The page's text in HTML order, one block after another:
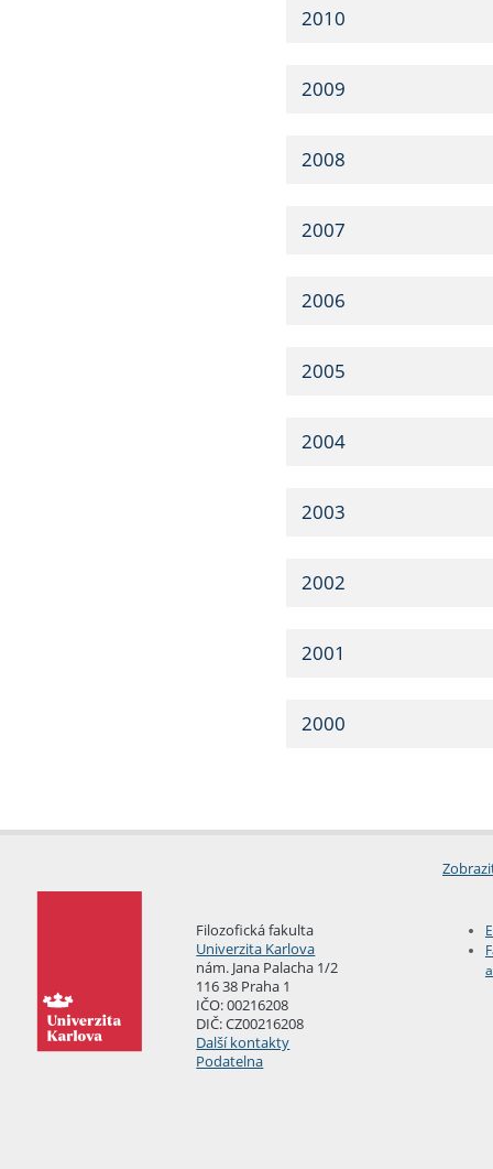
2010
2009
2008
2007
2006
2005
2004
2003
2002
2001
2000
Filozofická fakulta
Univerzita Karlova
nám. Jana Palacha 1/2
116 38 Praha 1
IČO: 00216208
DIČ: CZ00216208
Další kontakty
Podatelna